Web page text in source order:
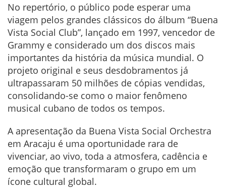
No repertório, o público pode esperar uma
viagem pelos grandes clássicos do álbum “Buena
Vista Social Club”, lançado em 1997, vencedor de
Grammy e considerado um dos discos mais
importantes da história da música mundial. O
projeto original e seus desdobramentos já
ultrapassaram 50 milhões de cópias vendidas,
consolidando-se como o maior fenômeno
musical cubano de todos os tempos.
A apresentação da Buena Vista Social Orchestra
em Aracaju é uma oportunidade rara de
vivenciar, ao vivo, toda a atmosfera, cadência e
emoção que transformaram o grupo em um
ícone cultural global.